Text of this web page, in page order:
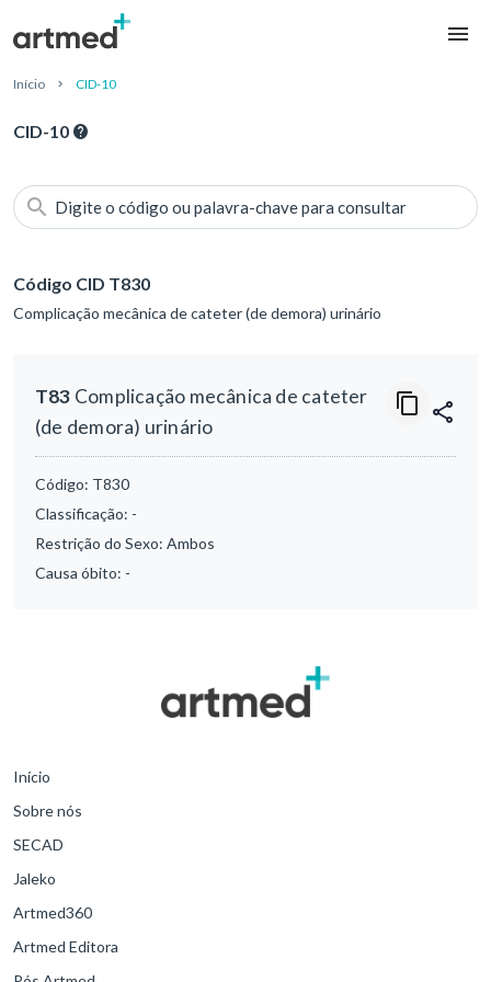
Início CID-10
CID-10
Digite o código ou palavra-chave para consultar
Código CID T830
Complicação mecânica de cateter (de demora) urinário
T83 Complicação mecânica de cateter
(de demora) urinário
Código: T830
Classificação: -
Restrição do Sexo: Ambos
Causa óbito: -
Início
Sobre nós
SECAD
Jaleko
Artmed360
Artmed Editora